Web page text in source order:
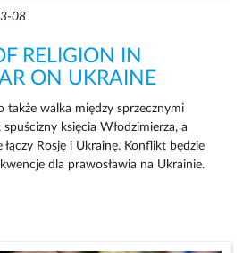
08
RELIGION IN
ON UKRAINE
także walka między sprzecznymi
księcia Włodzimierza, a
łączy Rosję i Ukrainę. Konflikt będzie
dla prawosławia na Ukrainie.